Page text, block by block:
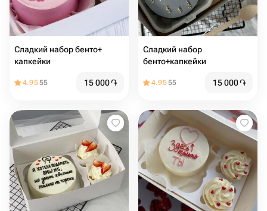
Сладкий набор бенто+
капкейки
4.9555 15 000֏
Сладкий набор
бенто+капкейки
4.9555 15 000֏